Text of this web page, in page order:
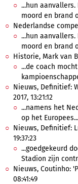
...hun
moord en brand
Nederlandse
...hun
moord en brand
Historie, Mark van
...de coach
Nieuws, Definitief:
2017, 13:21:12
...namens het
op het Europees...
Nieuws, Definitief:
19:37:23
...goedgekeurd
Stadion zijn
Nieuws, Coutinho:
08:41:49